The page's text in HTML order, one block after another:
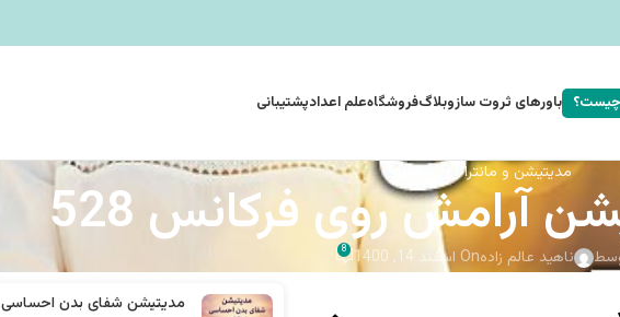
باورهای ثروت سازوبلاگفروشگاهعلم اعدادپشتیبانی
مدیتیشن و مانترا
آرامش روی فرکانس 528
ناهید عالم زادهOn اسفند 14, 1400 8
مدیتیشن شفای بدن احساسی